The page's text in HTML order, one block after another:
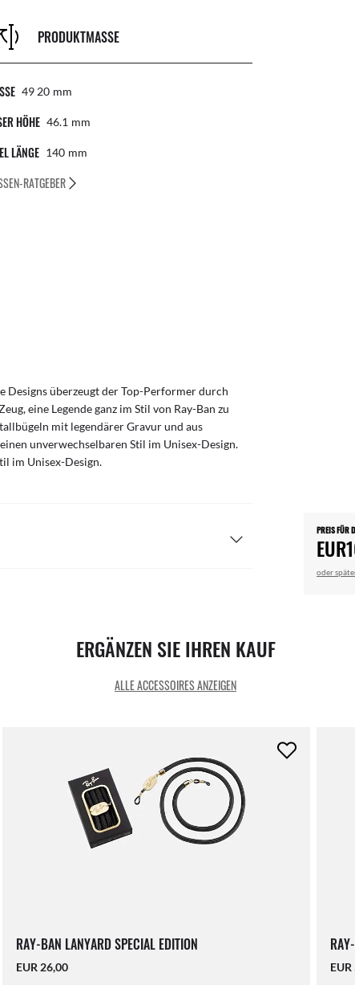
PRODUKTMASSE
49 20 Mm
HÖHE 46.1 Mm
LÄNGE 140 Mm
RATGEBER
überzeugt der Top-Performer durch
eine Legende ganz im Stil von Ray-Ban zu
mit legendärer Gravur und aus
unverwechselbaren Stil im Unisex-Design.
im Unisex-Design.
PREIS FÜR
oder
ERGÄNZEN SIE IHREN KAUF
ALLE ACCESSOIRES ANZEIGEN
RAY-BAN LANYARD SPECIAL EDITION
EUR 26,00